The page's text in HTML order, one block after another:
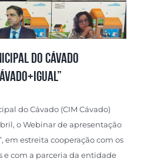
DO CÁVADO
do Cávado (CIM Cávado)
o Webinar de apresentação
em estreita cooperação com os
e com a parceria da entidade